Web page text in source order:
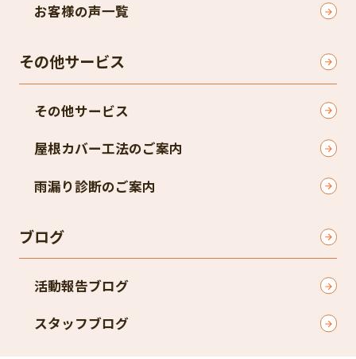
お客様の声一覧
その他サービス
その他サービス
屋根カバー工法のご案内
雨漏り診断のご案内
ブログ
活動報告ブログ
スタッフブログ